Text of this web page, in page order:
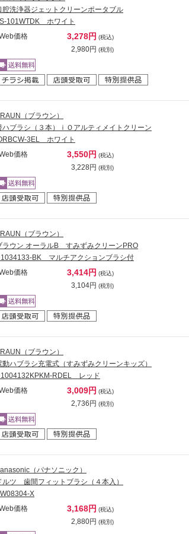
腔洗浄器ジェットクリーンポータブル
101WTDK ホワイト
価格
3,278円 (税込)
2,980円 (税別)
（ブラウン）
ハブラシ（３本）ｉＯアルティメイトクリーン
3EL ホワイト
価格
3,550円 (税込)
3,228円 (税別)
（ブラウン）
ラウン オーラルB すみずみクリーンPRO
BK マルチアクションブラシ付
価格
3,414円 (税込)
3,104円 (税別)
（ブラウン）
動ハブラシ充電式（すみずみクリーンキッズ）
RDEL レッド
価格
3,009円 (税込)
2,736円 (税別)
（パナソニック）
ルツ 歯間フィットブラシ（４本入）
X
価格
3,168円 (税込)
2,880円 (税別)